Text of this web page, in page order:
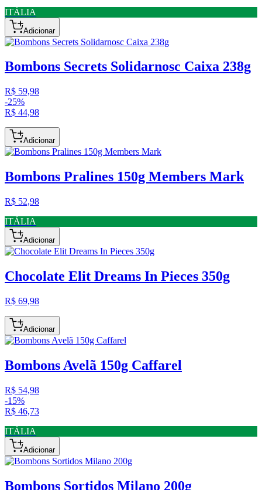
ITÁLIA
Adicionar
Bombons Secrets Solidarnosc Caixa 238g
R$ 59,98
-25%
R$ 44,98
Adicionar
Bombons Pralines 150g Members Mark
R$ 52,98
ITÁLIA
Adicionar
Chocolate Elit Dreams In Pieces 350g
R$ 69,98
Adicionar
Bombons Avelã 150g Caffarel
R$ 54,98
-15%
R$ 46,73
ITÁLIA
Adicionar
Bombons Sortidos Milano 200g